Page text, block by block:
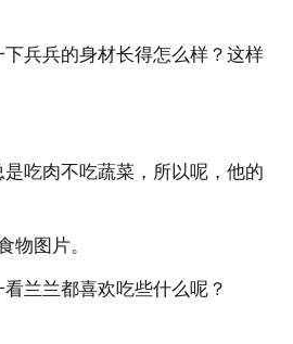
兵兵的身材长得怎么样？这样
吃肉不吃蔬菜，所以呢，他的
物图片。
兰兰都喜欢吃些什么呢？